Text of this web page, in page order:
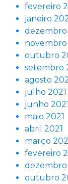
fevereiro
janeiro
dezembro
novembro
outubro
setembro
agosto
julho 2021
junho 2021
maio 2021
abril 2021
março
fevereiro
outubro